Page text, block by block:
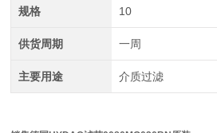
规格 10
供货周期 一周
主要用途 介质过滤